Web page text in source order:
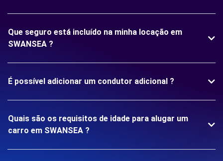
Que seguro está incluído na minha locação em
SWANSEA ?
É possível adicionar um condutor adicional ?
Quais são os requisitos de idade para alugar um
carro em SWANSEA ?